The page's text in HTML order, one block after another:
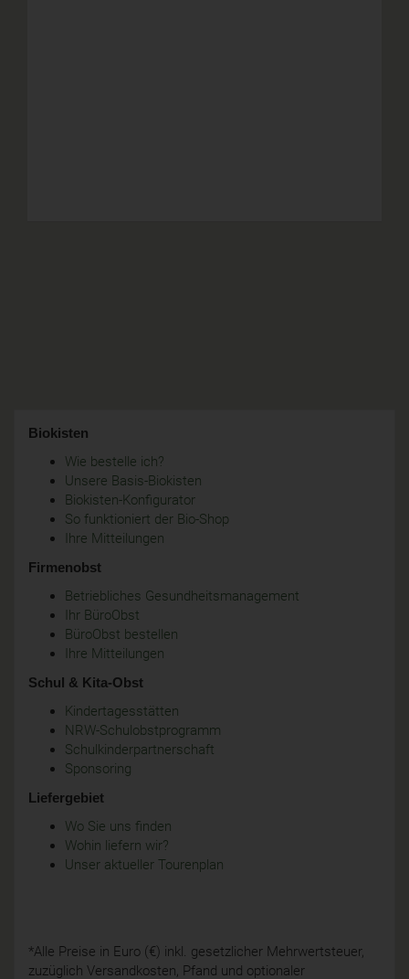
Biokisten
Wie bestelle ich?
Unsere Basis-Biokisten
Biokisten-Konfigurator
So funktioniert der Bio-Shop
Ihre Mitteilungen
Firmenobst
Betriebliches Gesundheitsmanagement
Ihr BüroObst
BüroObst bestellen
Ihre Mitteilungen
Schul & Kita-Obst
Kindertagesstätten
NRW-Schulobstprogramm
Schulkinderpartnerschaft
Sponsoring
Liefergebiet
Wo Sie uns finden
Wohin liefern wir?
Unser aktueller Tourenplan
*Alle Preise in Euro (€) inkl. gesetzlicher Mehrwertsteuer,
zuzüglich Versandkosten, Pfand und optionaler